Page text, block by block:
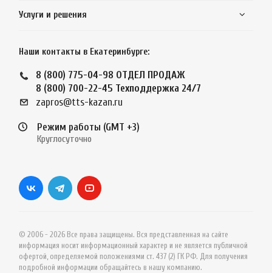
Услуги и решения
Наши контакты в Екатеринбурге:
8 (800) 775-04-98 ОТДЕЛ ПРОДАЖ
8 (800) 700-22-45 Техподдержка 24/7
zapros@tts-kazan.ru
Режим работы (GMT +3)
Круглосуточно
© 2006 - 2026 Все права защищены. Вся представленная на сайте
информация носит информационный характер и не является публичной
офертой, определяемой положениями ст. 437 (2) ГК РФ. Для получения
подробной информации обращайтесь в нашу компанию.